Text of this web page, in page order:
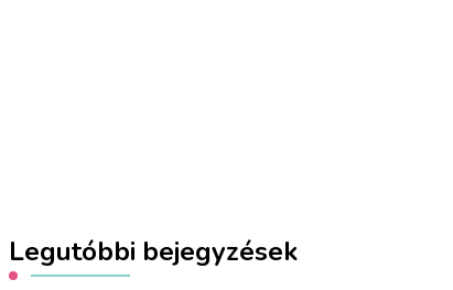
Legutóbbi bejegyzések